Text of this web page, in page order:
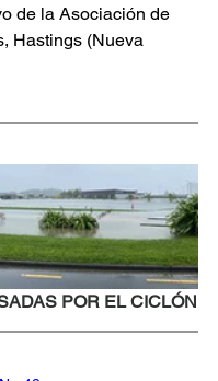
de la Asociación de
Hastings (Nueva
POR EL CICLÓN